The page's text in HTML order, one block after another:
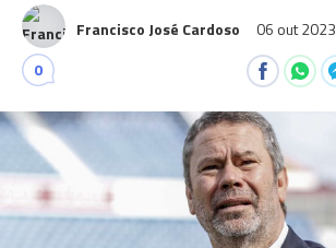
Francisco José Cardoso 06 out 2023
0